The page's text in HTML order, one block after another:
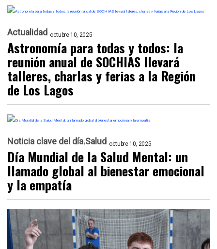
Actualidad octubre 10, 2025
Astronomía para todas y todos: la
reunión anual de SOCHIAS llevará
talleres, charlas y ferias a la Región
de Los Lagos
Noticia clave del día Salud octubre 10, 2025
Día Mundial de la Salud Mental: un
llamado global al bienestar emocional
y la empatía